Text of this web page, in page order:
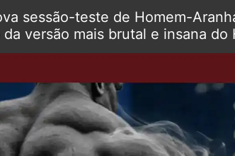
sessão-teste de Homem-
versão mais brutal e insana do